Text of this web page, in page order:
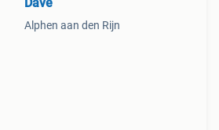
Alphen aan den Rijn